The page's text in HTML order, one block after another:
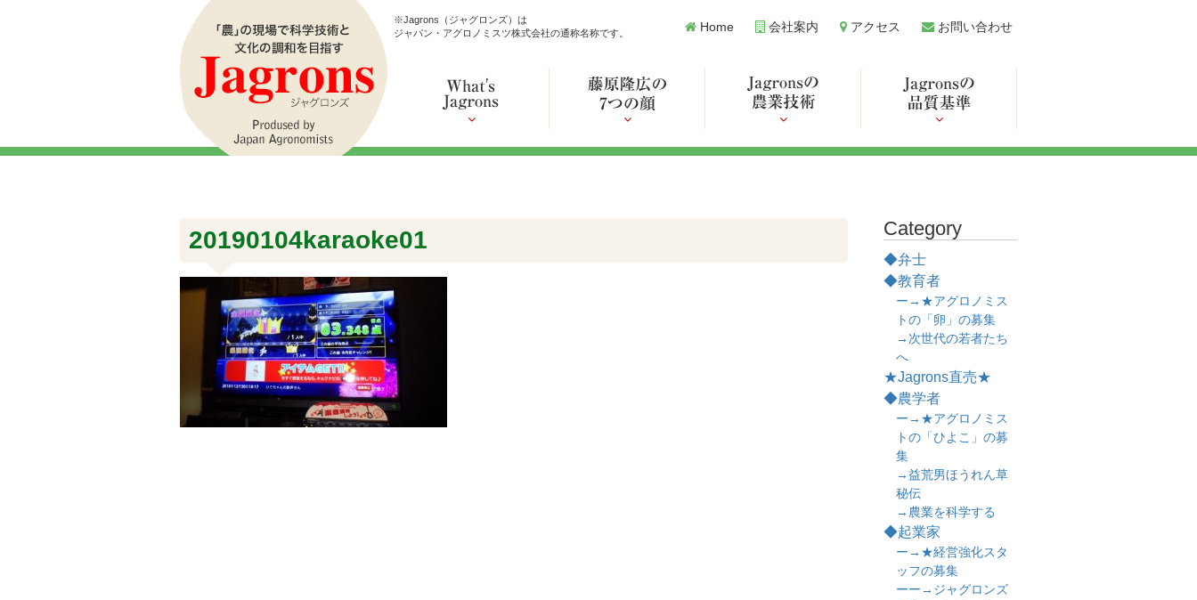
※Jagrons（ジャグロンズ）は
ジャパン・アグロノミスツ株式会社の通称名称です。
Home 会社案内 アクセス お問い合わせ
20190104karaoke01 Category
◆弁士
◆教育者
ー→★アグロノミス
トの「卵」の募集
→次世代の若者たち
へ
★Jagrons直売★
◆農学者
ー→★アグロノミス
トの「ひよこ」の募
集
→益荒男ほうれん草
秘伝
→農業を科学する
◆起業家
ー→★経営強化スタ
ッフの募集
ーー→ジャグロンズ